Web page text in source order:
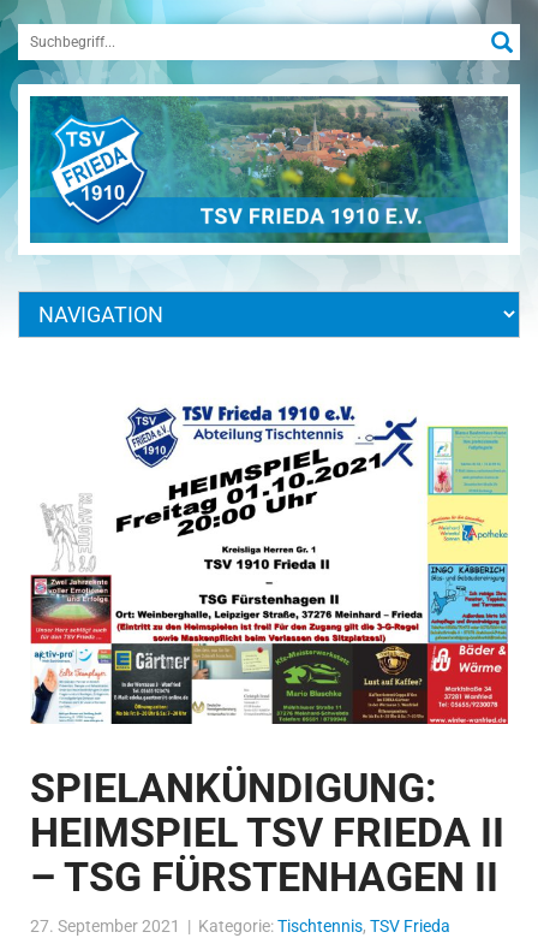
SPIELANKÜNDIGUNG:
HEIMSPIEL TSV FRIEDA II
– TSG FÜRSTENHAGEN II
27. September 2021 | Kategorie:Tischtennis, TSV Frieda